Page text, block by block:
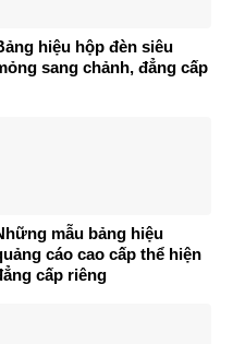
hiệu hộp đèn siêu
sang chảnh, đẳng cấp
mẫu bảng hiệu
cáo cao cấp thể hiện
cấp riêng